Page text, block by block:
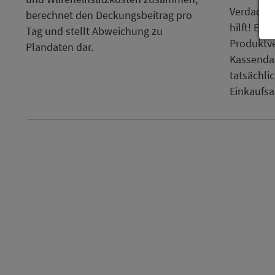
berechnet den Deckungsbeitrag pro
Tag und stellt Abweichung zu
Plandaten dar.
Verdacht
hilft! Es